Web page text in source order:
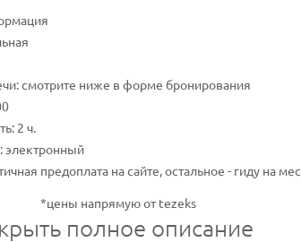
смотрите ниже в форме бронирования
2 ч.
электронный
предоплата на сайте, остальное - гиду на
*цены напрямую от tezeks
полное описание